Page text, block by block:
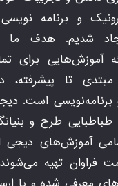
و برنامه نویسی
شدیم. هدف ما
آموزش‌هایی برای
مبتدی تا پیشرفته،
برنامه‌نویسی است.
طباطبایی طرح و
آموزش‌های دیجی
فراوان تهیه